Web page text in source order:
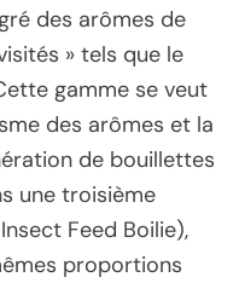
des arômes de
» tels que le
gamme se veut
des arômes et la
de bouillettes
une troisième
Feed Boilie),
proportions